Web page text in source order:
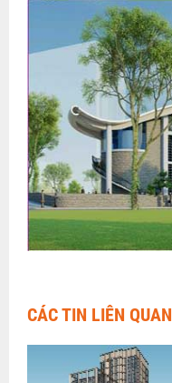
CÁC TIN LIÊN QUAN